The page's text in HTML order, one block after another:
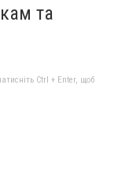
та
Ctrl + Enter, щоб